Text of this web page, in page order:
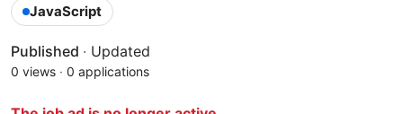
JavaScript
Published · Updated
0 views · 0 applications